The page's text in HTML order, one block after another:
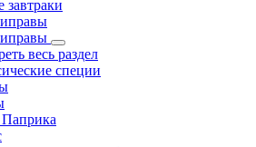
завтраки
весь раздел
специи